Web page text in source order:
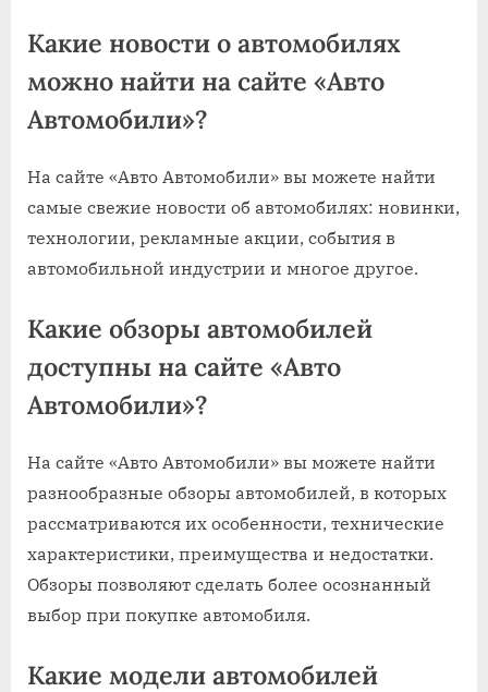
Какие новости о автомобилях
можно найти на сайте «Авто
Автомобили»?
На сайте «Авто Автомобили» вы можете найти
самые свежие новости об автомобилях: новинки,
технологии, рекламные акции, события в
автомобильной индустрии и многое другое.
Какие обзоры автомобилей
доступны на сайте «Авто
Автомобили»?
На сайте «Авто Автомобили» вы можете найти
разнообразные обзоры автомобилей, в которых
рассматриваются их особенности, технические
характеристики, преимущества и недостатки.
Обзоры позволяют сделать более осознанный
выбор при покупке автомобиля.
Какие модели автомобилей